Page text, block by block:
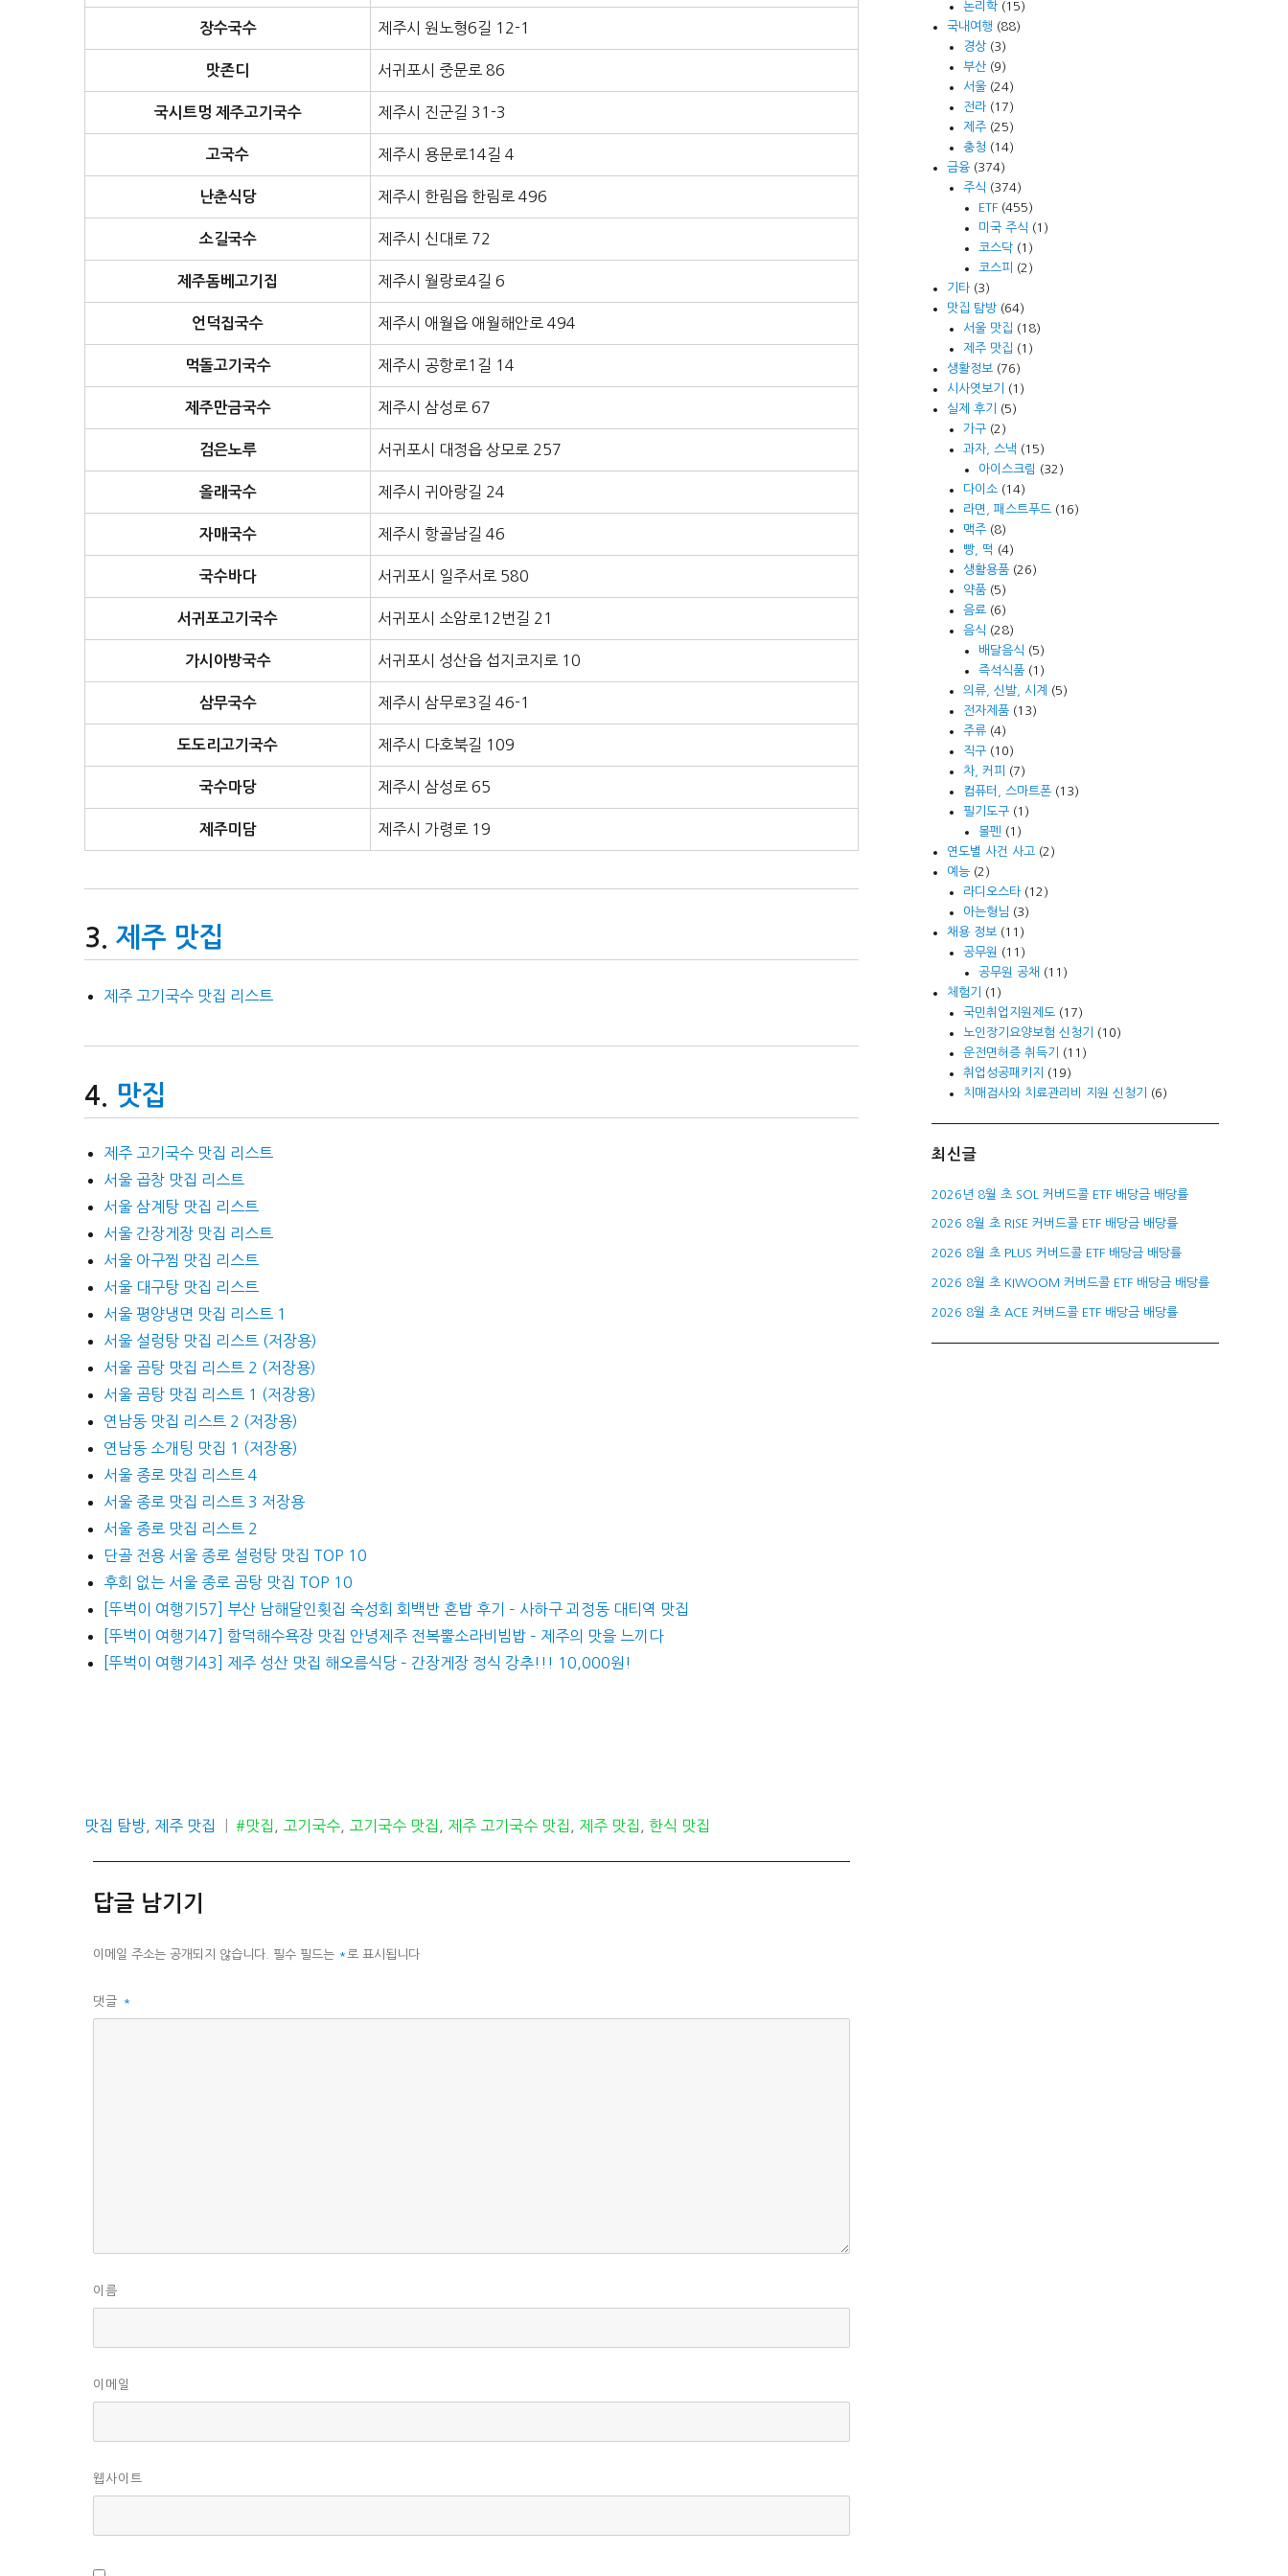
장수국수 제주시 원노형6길 12-1
맛존디 서귀포시 중문로 86
국시트멍 제주고기국수 제주시 진군길 31-3
고국수 제주시 용문로14길 4
난춘식당 제주시 한림읍 한림로 496
소길국수 제주시 신대로 72
제주돔베고기집 제주시 월랑로4길 6
언덕집국수 제주시 애월읍 애월해안로 494
먹돌고기국수 제주시 공항로1길 14
제주만금국수 제주시 삼성로 67
검은노루 서귀포시 대정읍 상모로 257
올래국수 제주시 귀아랑길 24
자매국수 제주시 항골남길 46
국수바다 서귀포시 일주서로 580
서귀포고기국수 서귀포시 소암로12번길 21
가시아방국수 서귀포시 성산읍 섭지코지로 10
삼무국수 제주시 삼무로3길 46-1
도도리고기국수 제주시 다호북길 109
국수마당 제주시 삼성로 65
제주미담 제주시 가령로 19
제주 맛집
제주 고기국수 맛집 리스트
맛집
제주 고기국수 맛집 리스트
서울 곱창 맛집 리스트
서울 삼계탕 맛집 리스트
서울 간장게장 맛집 리스트
서울 아구찜 맛집 리스트
서울 대구탕 맛집 리스트
서울 평양냉면 맛집 리스트 1
서울 설렁탕 맛집 리스트 (저장용)
서울 곰탕 맛집 리스트 2 (저장용)
서울 곰탕 맛집 리스트 1 (저장용)
연남동 맛집 리스트 2 (저장용)
연남동 소개팅 맛집 1 (저장용)
서울 종로 맛집 리스트 4
서울 종로 맛집 리스트 3 저장용
서울 종로 맛집 리스트 2
단골 전용 서울 종로 설렁탕 맛집 TOP 10
후회 없는 서울 종로 곰탕 맛집 TOP 10
[뚜벅이 여행기57] 부산 남해달인횟집 숙성회 회백반 혼밥 후기 – 사하구 괴정동 대티역 맛집
[뚜벅이 여행기47] 함덕해수욕장 맛집 안녕제주 전복뿔소라비빔밥 – 제주의 맛을 느끼다
[뚜벅이 여행기43] 제주 성산 맛집 해오름식당 – 간장게장 정식 강추!!! 10,000원!
카
리
맛집 탐방, 제주 맛집
태
#맛집 , 고기국수, 고기국수 맛집 , 제주 고기국수 맛집 , 제주 맛집 ,한식 맛집
답글 남기기
이메일 주소는 공개되지 않습니다. 필수 필드는 *로 표시됩니다
댓글 *
이름
이메일
웹사이트
논리학(15)
국내여행 (88)
경상(3)
부산(9)
서울(24)
전라(17)
제주(25)
충청 (14)
금융 (374)
주식 (374)
ETF(455)
미국 주식 (1)
코스닥(1)
코스피
(2)
기타 (3)
맛집 탐방 (64)
서울 맛집 (18)
제주 맛집 (1)
생활정보 (76)
시사엿보기
(1)
실제 후기
(5)
가구(2)
과자, 스낵 (15)
아이스크림 (32)
다이소(14)
라면, 패스트푸드(16)
맥주(8)
빵, 떡 (4)
생활용품(26)
약품(5)
음료(6)
음식 (28)
배달음식 (5)
즉석식품(1)
의류, 신발, 시계
(5)
전자제품(13)
주류(4)
직구(10)
차, 커피
(7)
컴퓨터, 스마트폰(13)
필기도구(1)
볼펜 (1)
연도별 사건 사고 (2)
예능 (2)
라디오스타(12)
아는형님 (3)
채용 정보 (11)
공무원
(11)
공무원 공채 (11)
체험기
(1)
국민취업지원제도(17)
노인장기요양보험 신청기
(10)
운전면허증 취득기
(11)
취업성공패키지
(19)
치매검사와 치료관리비 지원 신청기
(6)
최신글
2026년 8월 초 SOL 커버드콜 ETF 배당금 배당률
2026 8월 초 RISE 커버드콜 ETF 배당금 배당률
2026 8월 초 PLUS 커버드콜 ETF 배당금 배당률
2026 8월 초 KIWOOM 커버드콜 ETF 배당금 배당률
2026 8월 초 ACE 커버드콜 ETF 배당금 배당률